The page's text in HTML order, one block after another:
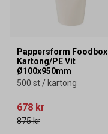
Pappersform Foodbox
Kartong/PE Vit
Ø100x950mm
500 st / kartong
678 kr
875 kr